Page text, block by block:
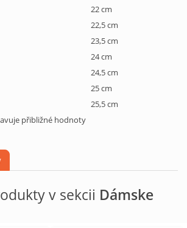
22 cm
22,5 cm
23,5 cm
24 cm
24,5 cm
25 cm
25,5 cm
přibližné hodnoty
v sekcii Dámske